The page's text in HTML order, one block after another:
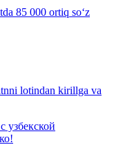
85 000 ortiq so‘z
lotindan kirillga va
узбекской